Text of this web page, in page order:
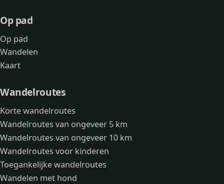
Op pad
Op pad
Wandelen
Kaart
Wandelroutes
Korte wandelroutes
Wandelroutes van ongeveer 5 km
Wandelroutes van ongeveer 10 km
Wandelroutes voor kinderen
Toegankelijke wandelroutes
Wandelen met hond